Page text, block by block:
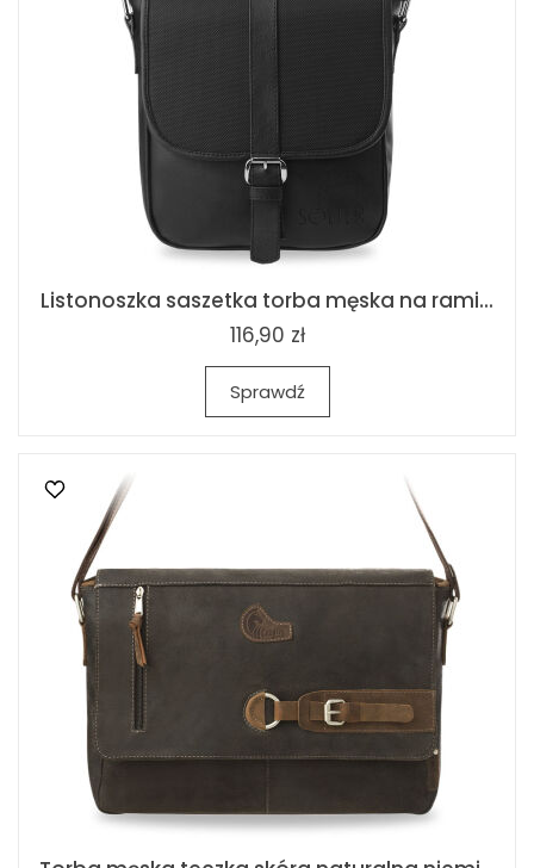
Listonoszka saszetka torba męska na rami...
116,90 zł
Sprawdź